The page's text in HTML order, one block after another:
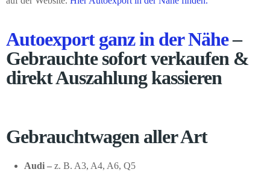
Autoexport ganz in der Nähe–
Gebrauchte sofort verkaufen &
direkt Auszahlung kassieren
Gebrauchtwagen aller Art
Audi – z. B. A3, A4, A6, Q5